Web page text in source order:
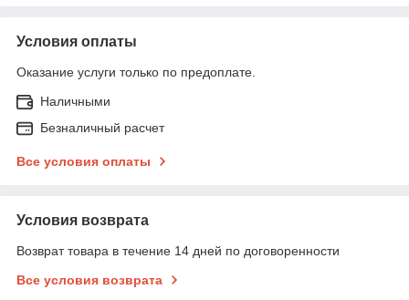
Условия оплаты
Оказание услуги только по предоплате.
Наличными
Безналичный расчет
Все условия оплаты
Условия возврата
Возврат товара в течение 14 дней по договоренности
Все условия возврата